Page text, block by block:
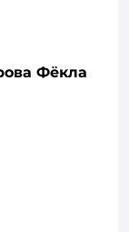
Фёкла